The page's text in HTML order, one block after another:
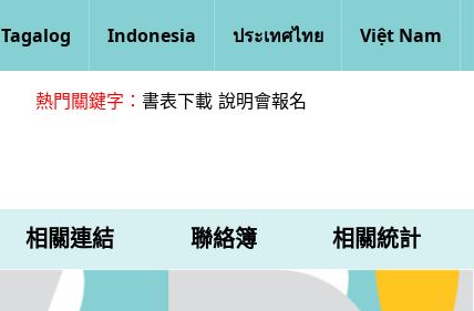
Tagalog Indonesia ประเทศไทย Việt Nam
熱門關鍵字： 書表下載 說明會報名
相關連結 聯絡簿 相關統計